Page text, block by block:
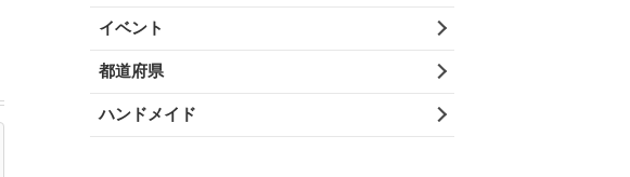
イベント
都道府県
ハンドメイド